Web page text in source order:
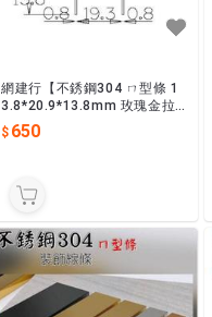
網建行【不銹鋼304 ㄇ型條 1
3.8*20.9*13.8mm 玫瑰金拉
絲】長2440mm 收邊條 封邊
條 現貨供應
650